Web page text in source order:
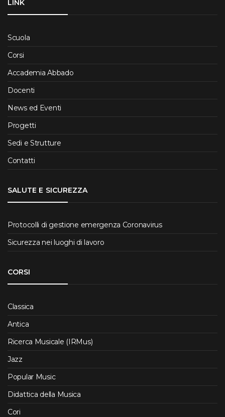
LINK
Scuola
Corsi
Accademia Abbado
Docenti
News ed Eventi
Progetti
Sedi e Strutture
Contatti
SALUTE E SICUREZZA
Protocolli di gestione emergenza Coronavirus
Sicurezza nei luoghi di lavoro
CORSI
Classica
Antica
Ricerca Musicale (IRMus)
Jazz
Popular Music
Didattica della Musica
Cori